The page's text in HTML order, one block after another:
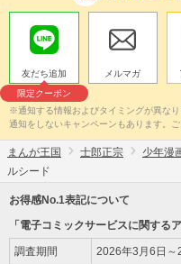
友だち追加
限定クーポン
メルマガ
※通知する情報およびタイミングが異な
通知をしないキャンペーンもあります。ご
まんが王国 士郎正宗 少年漫
ルシード
お得感No.1表記について
「電子コミックサービスに関する
調査期間 2026年3月6日～